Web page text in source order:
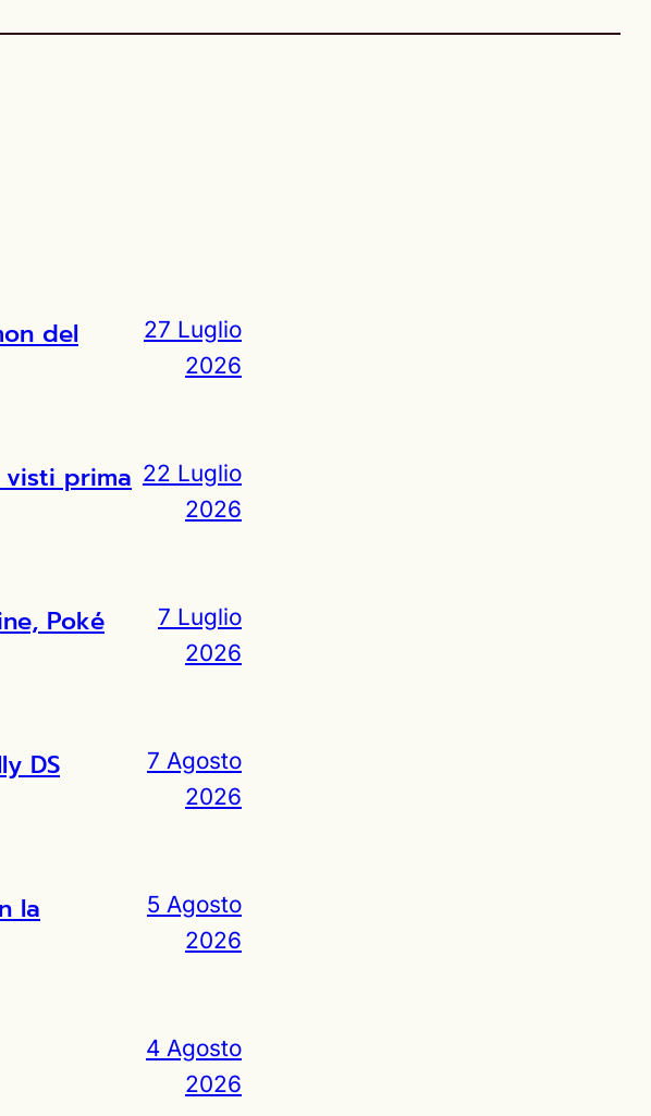
del
27 Luglio
2026
visti prima 22 Luglio
2026
Poké
7 Luglio
2026
DS
7 Agosto
2026
la
5 Agosto
2026
4 Agosto
2026